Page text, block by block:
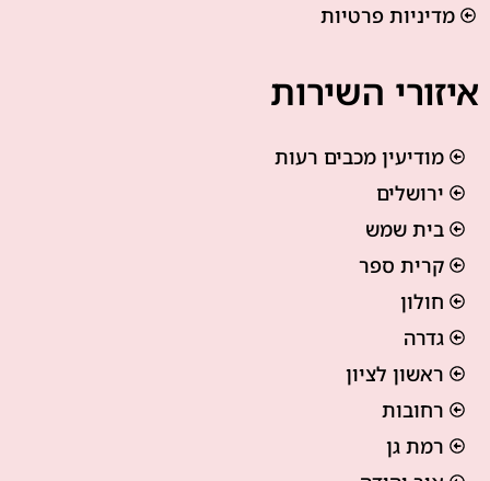
מדיניות פרטיות
איזורי השירות
מודיעין מכבים רעות
ירושלים
בית שמש
קרית ספר
חולון
גדרה
ראשון לציון
רחובות
רמת גן